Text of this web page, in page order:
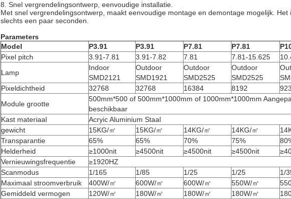
8. Snel vergrendelingsontwerp, eenvoudige installatie.
Met snel vergrendelingsontwerp, maakt eenvoudige montage en demontage mogelijk.
slechts een paar seconden.
Parameters
Model
P3.91 P3.91 P7.81 P7.81
Pixel pitch
3.91-7.81 3.91-7.82 7.81 7.81-15.625
Lamp
Indoor
SMD2121
Outdoor
SMD1921
Outdoor
SMD2525
Outdoor
SMD2525
Pixeldichtheid
32768 32768 16384 8192
Module grootte
500mm*500 of 500mm*1000mm of 1000mm*1000mm
beschikbaar
Kast materiaal
Acryic Aluminium Staal
gewicht
15KG/㎡ 15KG/㎡ 14KG/㎡ 14KG/㎡
Transparantie
65% 65% 70% 75%
Helderheid
≥1000nit ≥4500nit ≥4500nit ≥4500nit
Vernieuwingsfrequentie
≥1920HZ
Scanmodus
1/165 1/85 1/25 1/25
1/
Maximaal stroomverbruik
400W/㎡ 600W/㎡ 600W/㎡ 550W/㎡
Gemiddeld vermogen
120W/㎡ 180W/㎡ 180W/㎡ 180W/㎡